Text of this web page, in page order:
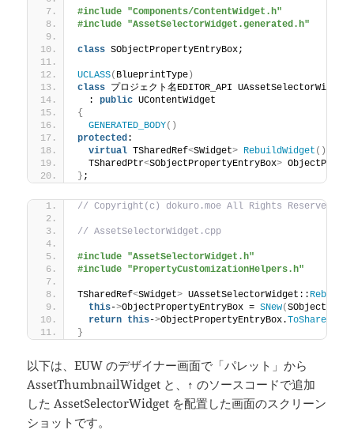
#include "Components/ContentWidget.h"
#include "AssetSelectorWidget.generated.h"
class SObjectPropertyEntryBox;
UCLASS( BlueprintType )
class プロジェクト名EDITOR_API UAssetSelectorWidget
  :
public UContentWidget
{
GENERATED_BODY()
protected:
virtual TSharedRef<SWidget> RebuildWidget ()
  TSharedPtr
<SObjectPropertyEntryBox>
} ;
// Copyright(c) dokuro.moe All Rights Reserved.
// AssetSelectorWidget.cpp
#include "AssetSelectorWidget.h"
#include "PropertyCustomizationHelpers.h"
TSharedRef<SWidget> UAssetSelectorWidget::
this->ObjectPropertyEntryBox = SNew(
return this->ObjectPropertyEntryBox.ToSharedRef
}
以下は、EUW のデザイナー画面で「パレット」から
AssetThumbnailWidget と、↑ のソースコードで追加
した AssetSelectorWidget を配置した画面のスクリーン
ショットです。